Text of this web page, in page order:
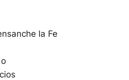
la Fe